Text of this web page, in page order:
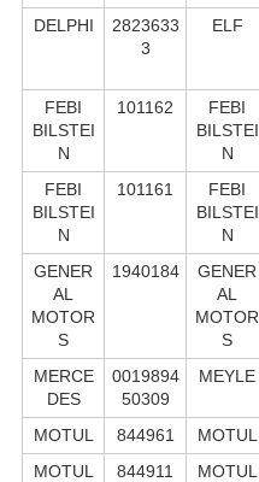
DELPHI
2823633
3
ELF
FEBI
BILSTEI
N
101162
FEBI
BILSTEI
N
FEBI
BILSTEI
N
101161
FEBI
BILSTEI
N
GENER
AL
MOTOR
S
1940184
GENER
AL
MOTOR
S
MERCE
DES
0019894
50309
MEYLE
MOTUL
844961 MOTUL
MOTUL
844911 MOTUL